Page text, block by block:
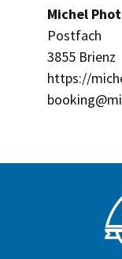
Michel
Postfach
3855 Brienz
https://